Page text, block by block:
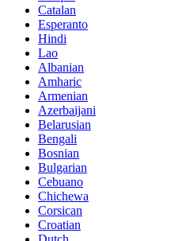
Catalan
Esperanto
Hindi
Lao
Albanian
Amharic
Armenian
Azerbaijani
Belarusian
Bengali
Bosnian
Bulgarian
Cebuano
Chichewa
Corsican
Croatian